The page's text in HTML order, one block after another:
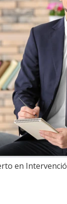
en